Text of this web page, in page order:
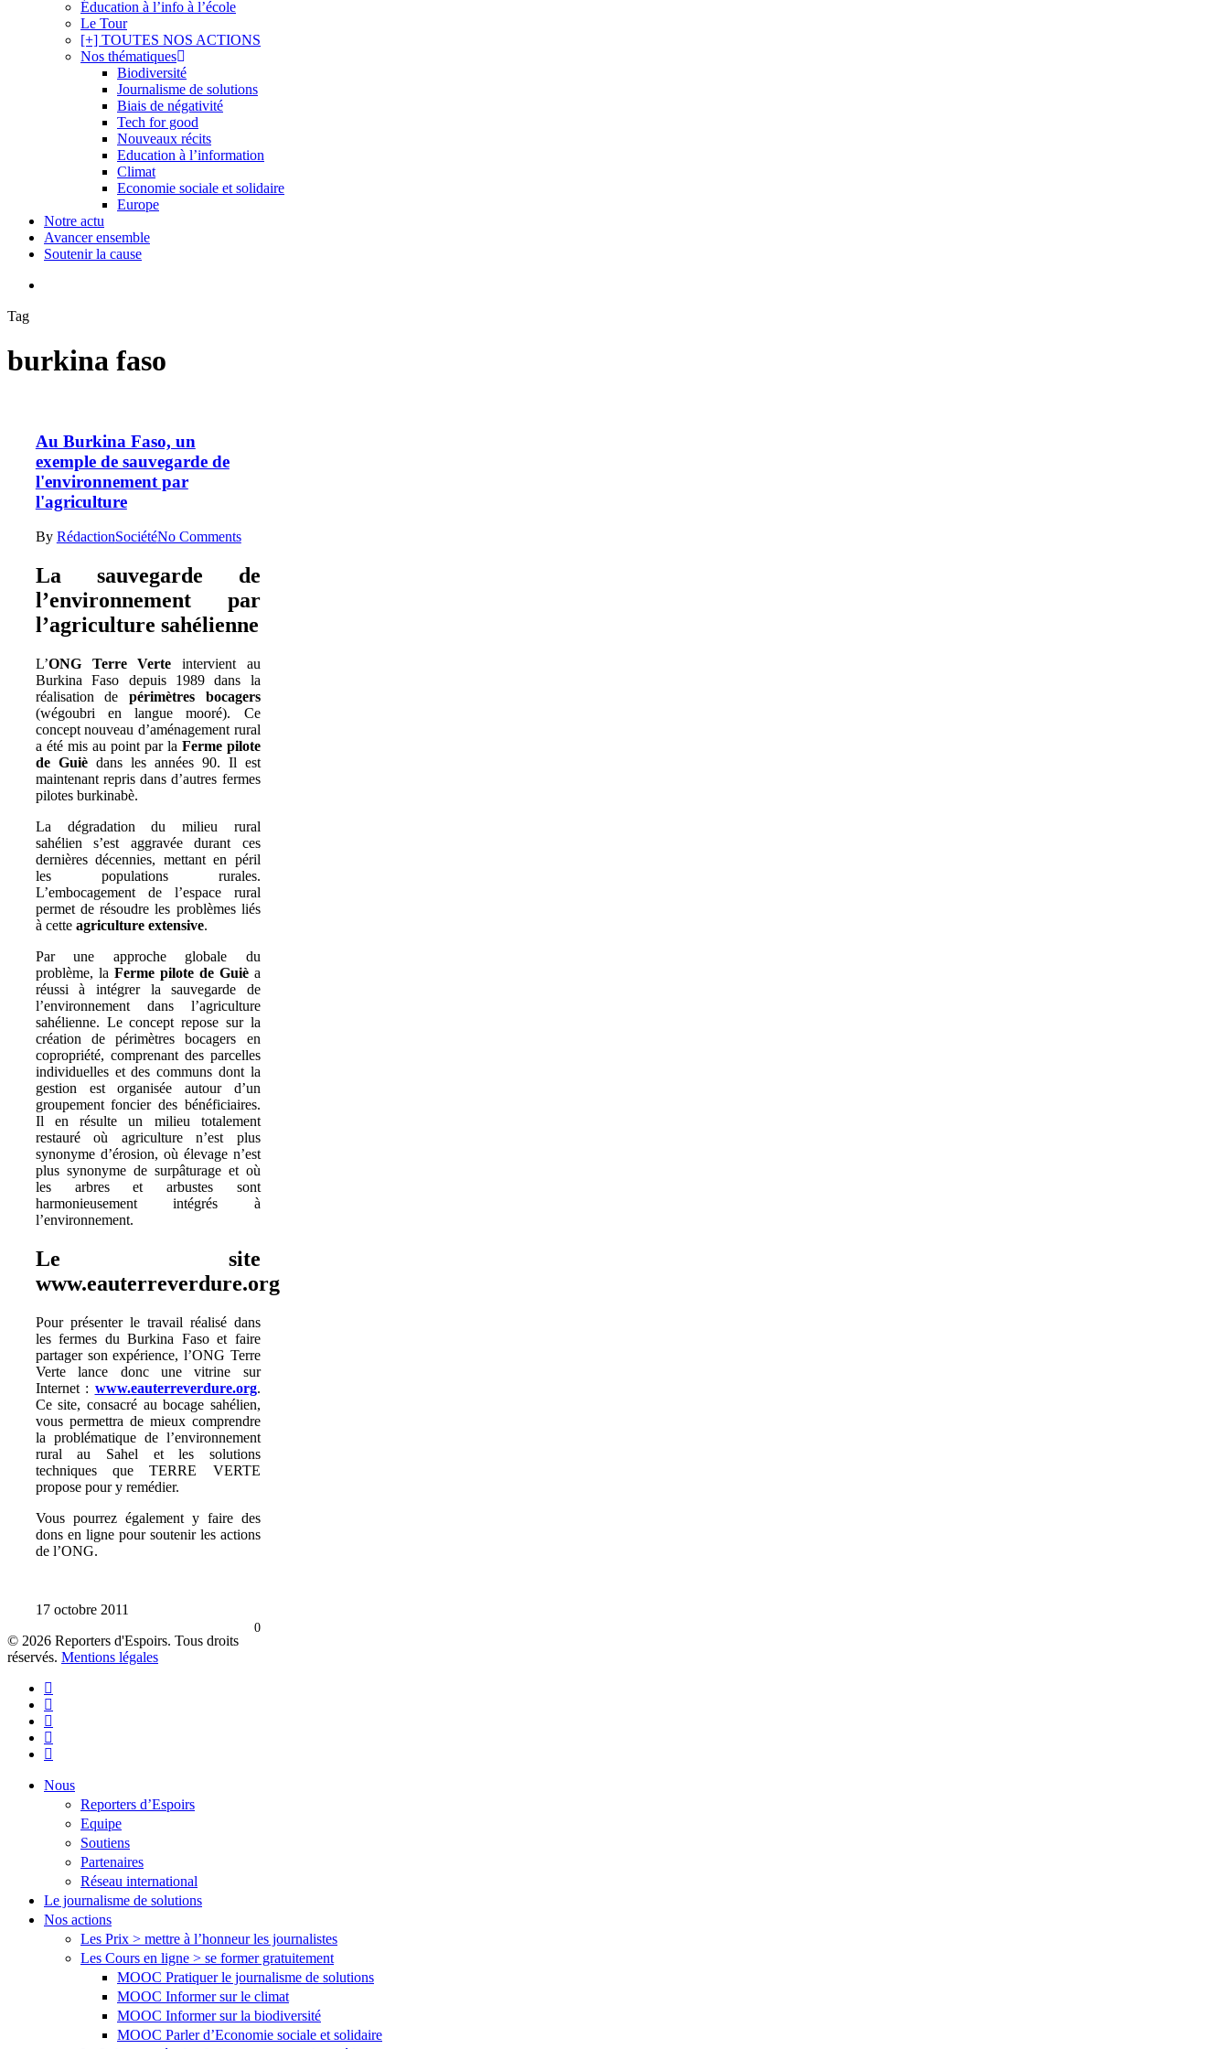
Éducation à l’info à l’école
Le Tour
[+] TOUTES NOS ACTIONS
Nos thématiques
Biodiversité
Journalisme de solutions
Biais de négativité
Tech for good
Nouveaux récits
Education à l’information
Climat
Economie sociale et solidaire
Europe
Notre actu
Avancer ensemble
Soutenir la cause
Tag
burkina faso
Au Burkina Faso, un
exemple de sauvegarde de
l'environnement par
l'agriculture
By RédactionSociétéNo Comments
La sauvegarde de
l’environnement par
l’agriculture sahélienne
L’ONG Terre Verte intervient au
Burkina Faso depuis 1989 dans la
réalisation depérimètres bocagers
(wégoubri en langue mooré). Ce
concept nouveau d’aménagement rural
a été mis au point par la Ferme pilote
de Guièdans les années 90. Il est
maintenant repris dans d’autres fermes
pilotes burkinabè.
La dégradation du milieu rural
sahélien s’est aggravée durant ces
dernières décennies, mettant en péril
les populations rurales.
L’embocagement de l’espace rural
permet de résoudre les problèmes liés
à cette agriculture extensive.
Par une approche globale du
problème, la Ferme pilote de Guièa
réussi à intégrer la sauvegarde de
l’environnement dans l’agriculture
sahélienne. Le concept repose sur la
création de périmètres bocagers en
copropriété, comprenant des parcelles
individuelles et des communs dont la
gestion est organisée autour d’un
groupement foncier des bénéficiaires.
Il en résulte un milieu totalement
restauré où agriculture n’est plus
synonyme d’érosion, où élevage n’est
plus synonyme de surpâturage et où
les arbres et arbustes sont
harmonieusement intégrés à
l’environnement.
Le site
www.eauterreverdure.org
Pour présenter le travail réalisé dans
les fermes du Burkina Faso et faire
partager son expérience, l’ONG Terre
Verte lance donc une vitrine sur
Internet : www.eauterreverdure.org.
Ce site, consacré au bocage sahélien,
vous permettra de mieux comprendre
la problématique de l’environnement
rural au Sahel et les solutions
techniques que TERRE VERTE
propose pour y remédier.
Vous pourrez également y faire des
dons en ligne pour soutenir les actions
de l’ONG.
17 octobre 2011
0
© 2026 Reporters d'Espoirs. Tous droits
réservés. Mentions légales
twitter
facebook
linkedin
youtube
flickr
Close
Nous
Reporters d’Espoirs
Equipe
Soutiens
Partenaires
Réseau international
Le journalisme de solutions
Nos actions
Les Prix > mettre à l’honneur les journalistes
Les Cours en ligne > se former gratuitement
MOOC Pratiquer le journalisme de solutions
MOOC Informer sur le climat
MOOC Informer sur la biodiversité
MOOC Parler d’Economie sociale et solidaire